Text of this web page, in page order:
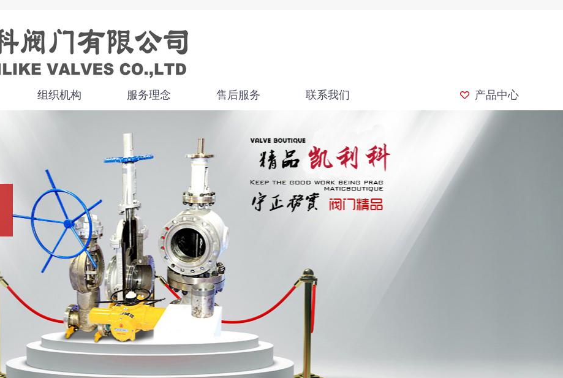
组织机构 服务理念 售后服务 联系我们 产品中心